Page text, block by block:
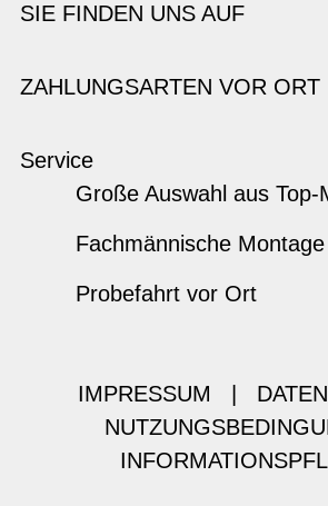
SIE FINDEN UNS AUF
ZAHLUNGSARTEN VOR ORT
Service
Große Auswahl aus Top-
Fachmännische Montage
Probefahrt vor Ort
IMPRESSUM